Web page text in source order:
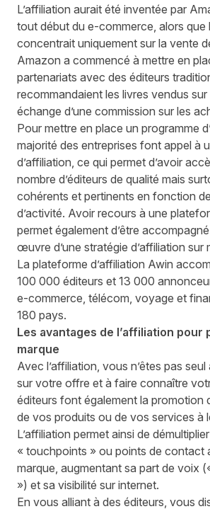
L’affiliation aurait été inventée par
tout début du e-commerce, alors que
concentrait uniquement sur la vente
Amazon a commencé à mettre en
partenariats avec des éditeurs
recommandaient les livres vendus
échange d’une commission sur les
Pour mettre en place un programme
majorité des entreprises font appel à
d’affiliation, ce qui permet d’avoir
nombre d’éditeurs de qualité mais
cohérents et pertinents en fonction
d’activité. Avoir recours à une
permet également d’être
œuvre d’une stratégie d’affiliation sur
La plateforme d’affiliation Awin
100 000 éditeurs et 13 000
e-commerce, télécom, voyage et
180 pays.
Les avantages de l’affiliation pour
marque
Avec l’affiliation, vous n’êtes pas
sur votre offre et à faire connaître
éditeurs font également la promotion
de vos produits ou de vos services à
L’affiliation permet ainsi de
« touchpoints » ou points de contact
marque, augmentant sa part de voix
») et sa visibilité sur internet.
En vous alliant à des éditeurs, vous